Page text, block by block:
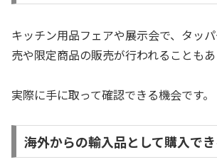
キッチン用品フェアや展示会で、タッ
売や限定商品の販売が行われることもあ
実際に手に取って確認できる機会です。
海外からの輸入品として購入で